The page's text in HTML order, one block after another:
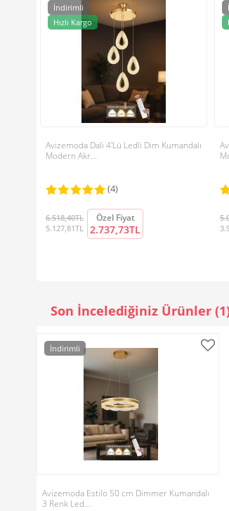
İndirimli
Hızlı Kargo
Avizemoda Dali 4'Lü Ledli Dim Kumandalı
Modern Akr...
(4)
6.518,40TL
5.127,81TL
Özel Fiyat
2.737,73TL
Son İncelediğiniz Ürünler
İndirimli
Avizemoda Estilo 50 cm Dimmer Kumandalı
3 Renk Led…